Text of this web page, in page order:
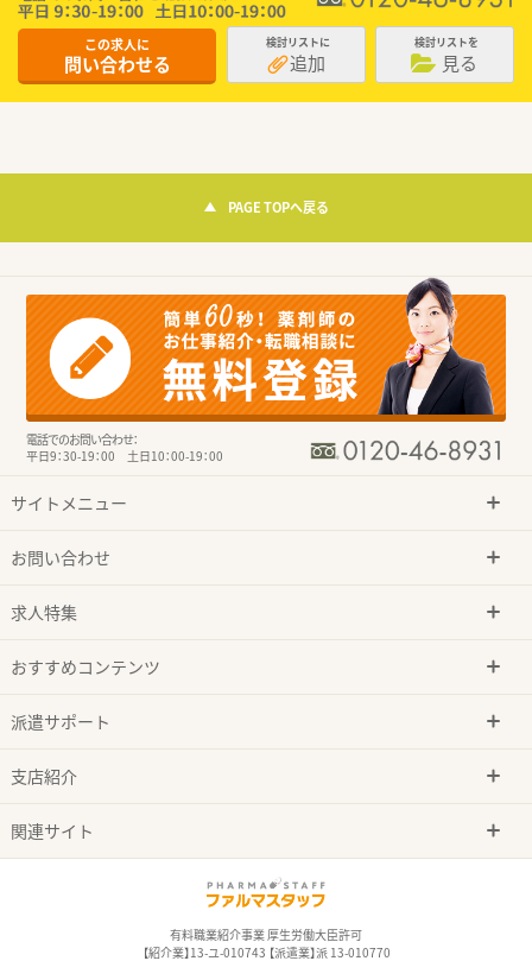
この求人に
問い合わせる
検討リストに
追加
検討リストを
見る
PAGE TOPへ戻る
電話でのお問い合わせ：
平日9：30-19：00 土日10：00-19：00
サイトメニュー
お問い合わせ
求人特集
おすすめコンテンツ
派遣サポート
支店紹介
関連サイト
有料職業紹介事業 厚生労働大臣許可
【紹介業】13-ユ-010743 【派遣業】派 13-010770